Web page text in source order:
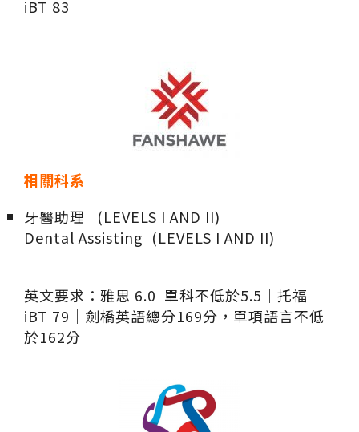
iBT 83
相關科系
牙醫助理 (LEVELS I AND II)
Dental Assisting (LEVELS I AND II)
英文要求：雅思 6.0 單科不低於5.5｜托福
iBT 79｜劍橋英語總分169分，單項語言不低
於162分